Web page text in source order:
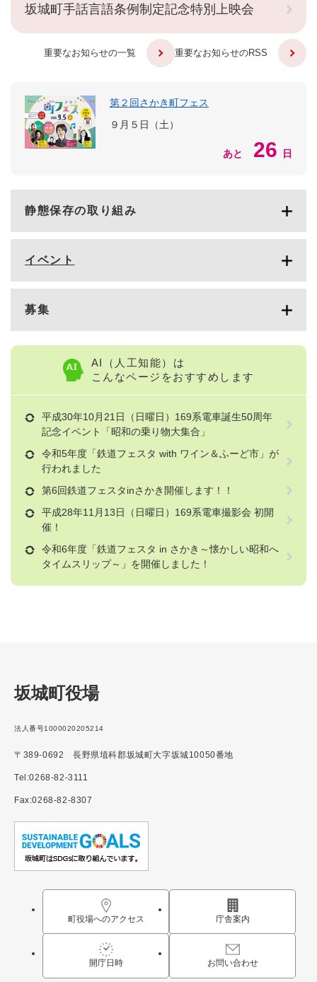
坂城町手話言語条例制定記念特別上映会
重要なお知らせの一覧 重要なお知らせのRSS
第２回さかき町フェス
９月５日（土）
あと 26 日
静態保存の取り組み
イベント
募集
AI（人工知能）は
こんなページをおすすめします
平成30年10月21日（日曜日）169系電車誕生50周年
記念イベント「昭和の乗り物大集合」
令和5年度「鉄道フェスタ with ワイン＆ふーど市」が
行われました
第6回鉄道フェスタinさかき開催します！！
平成28年11月13日（日曜日）169系電車撮影会 初開
催！
令和6年度「鉄道フェスタ in さかき～懐かしい昭和へ
タイムスリップ～」を開催しました！
坂城町役場
法人番号1000020205214
〒389-0692 長野県埴科郡坂城町大字坂城10050番地
Tel:0268-82-3111
Fax:0268-82-8307
町役場へのアクセス 庁舎案内
開庁日時 お問い合わせ